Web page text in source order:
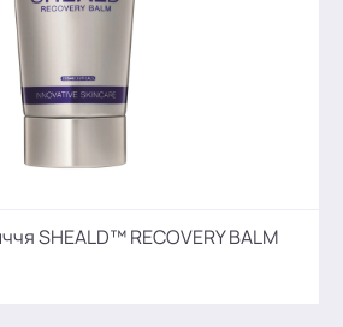
SHEALD™ RECOVERY BALM